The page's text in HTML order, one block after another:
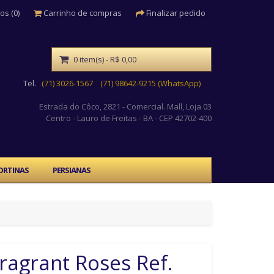
(0) Carrinho de compras Finalizar pedido
Tel. (71) 3026-1567 (71) 98642-9215 (WhatsApp)
Estrada do Côco, 2821 - Comercial. Mall, Loja 03
Centro - Lauro de Freitas - BA - CEP 42702-400
0 item(s) - R$ 0,00
PERSIANAS
Roses Ref.